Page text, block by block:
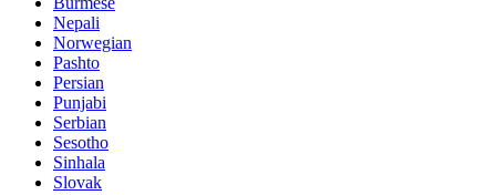
Nepali
Norwegian
Pashto
Persian
Punjabi
Serbian
Sesotho
Sinhala
Slovak